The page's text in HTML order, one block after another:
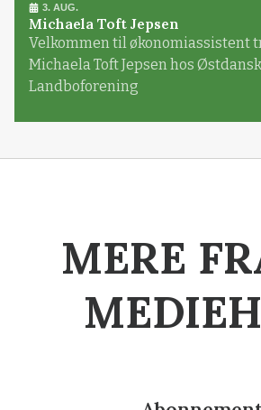
3. AUG.
Michaela Toft Jepsen
Velkommen til økonomiassistent
Michaela Toft Jepsen hos Østdansk
Landboforening
MERE